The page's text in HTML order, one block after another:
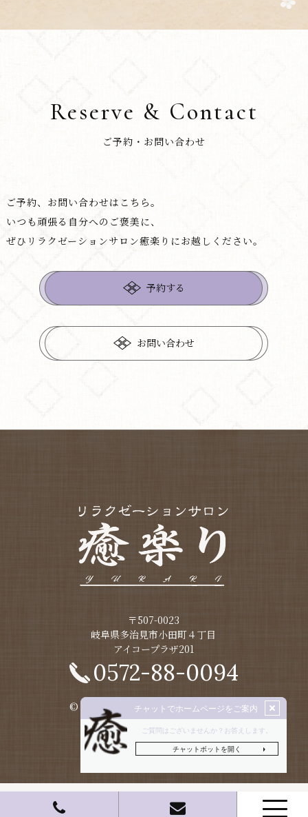
Reserve & Contact
ご予約・お問い合わせ
ご予約、お問い合わせはこちら。
いつも頑張る自分へのご褒美に、
ぜひリラクゼーションサロン癒楽りにお越しください。
予約する
お問い合わせ
〒507-0023
​​​​​​​岐阜県多治見市小田町４丁目
アイコープラザ201
0572-88-0094
© 2021 リラクゼーションサロン癒楽り